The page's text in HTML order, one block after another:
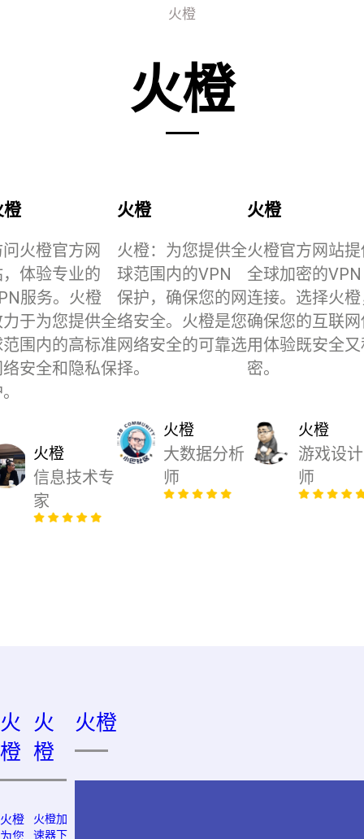
火橙
火橙
橙
火橙官方网
体验专业的
服务。火橙
于为您提供全
围内的高标准
安全和隐私保
火橙
信息技术专
家
火橙
火橙：为您提供全
球范围内的VPN
保护，确保您的网
络安全。火橙是您
网络安全的可靠选
择。
火橙
大数据分析
师
火橙
火橙官方网站
全球加密的VPN
连接。选择火
确保您的互联
用体验既安全
密。
火橙
游戏设计
师
火
橙
火橙
火
橙
火橙加
速器下
火橙